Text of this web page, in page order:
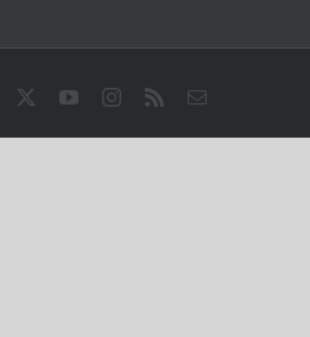
Facebook YouTubeInstagram
Rss
E-